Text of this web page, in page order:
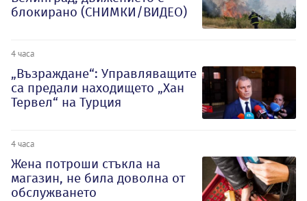
блокирано (СНИМКИ/ВИДЕО)
4 часа
„Възраждане“: Управляващите
са предали находището „Хан
Тервел“ на Турция
4 часа
Жена потроши стъкла на
магазин, не била доволна от
обслужването